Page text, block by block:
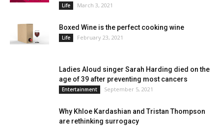
Life March 3, 2021
Boxed Wine is the perfect cooking wine
Life February 23, 2021
Ladies Aloud singer Sarah Harding died on the
age of 39 after preventing most cancers
Entertainment September 5, 2021
Why Khloe Kardashian and Tristan Thompson
are rethinking surrogacy